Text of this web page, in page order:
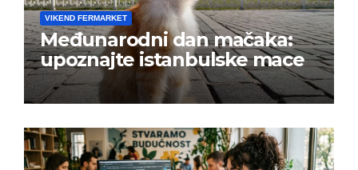
VIKEND FERMARKET
Međunarodni dan mačaka:
upoznajte istanbulske mace